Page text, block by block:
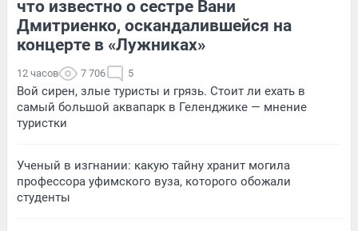
что известно о сестре Вани
Дмитриенко, оскандалившейся на
концерте в «Лужниках»
12 часов 7 706 5
Вой сирен, злые туристы и грязь. Стоит ли ехать в
самый большой аквапарк в Геленджике — мнение
туристки
Ученый в изгнании: какую тайну хранит могила
профессора уфимского вуза, которого обожали
студенты